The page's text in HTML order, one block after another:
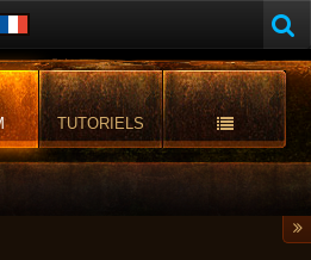
TUTORIELS